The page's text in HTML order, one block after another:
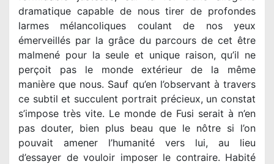
dramatique capable de nous tirer de profondes
larmes mélancoliques coulant de nos yeux
émerveillés par la grâce du parcours de cet être
malmené pour la seule et unique raison, qu’il ne
perçoit pas le monde extérieur de la même
manière que nous. Sauf qu’en l’observant à travers
ce subtil et succulent portrait précieux, un constat
s’impose très vite. Le monde de Fusi serait à n’en
pas douter, bien plus beau que le nôtre si l’on
pouvait amener l’humanité vers lui, au lieu
d’essayer de vouloir imposer le contraire. Habité